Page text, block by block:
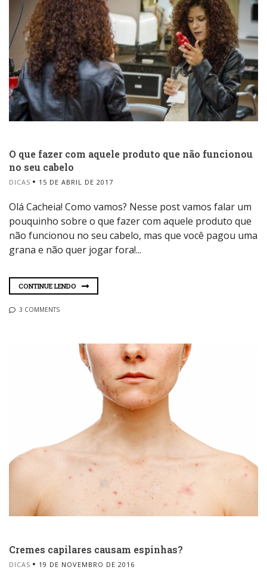
O que fazer com aquele produto que não funcionou
no seu cabelo
DICAS 15 DE ABRIL DE 2017
Olá Cacheia! Como vamos? Nesse post vamos falar um
pouquinho sobre o que fazer com aquele produto que
não funcionou no seu cabelo, mas que você pagou uma
grana e não quer jogar fora!...
CONTINUE LENDO
3 COMMENTS
Cremes capilares causam espinhas?
DICAS 19 DE NOVEMBRO DE 2016